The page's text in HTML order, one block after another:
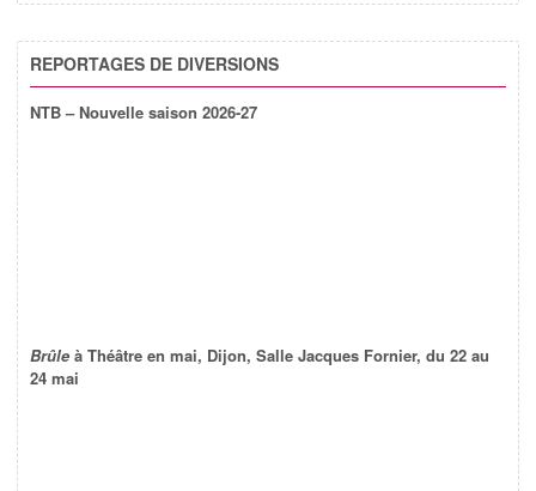
REPORTAGES DE DIVERSIONS
NTB – Nouvelle saison 2026-27
Brûle à Théâtre en mai, Dijon, Salle Jacques Fornier, du 22 au
24 mai